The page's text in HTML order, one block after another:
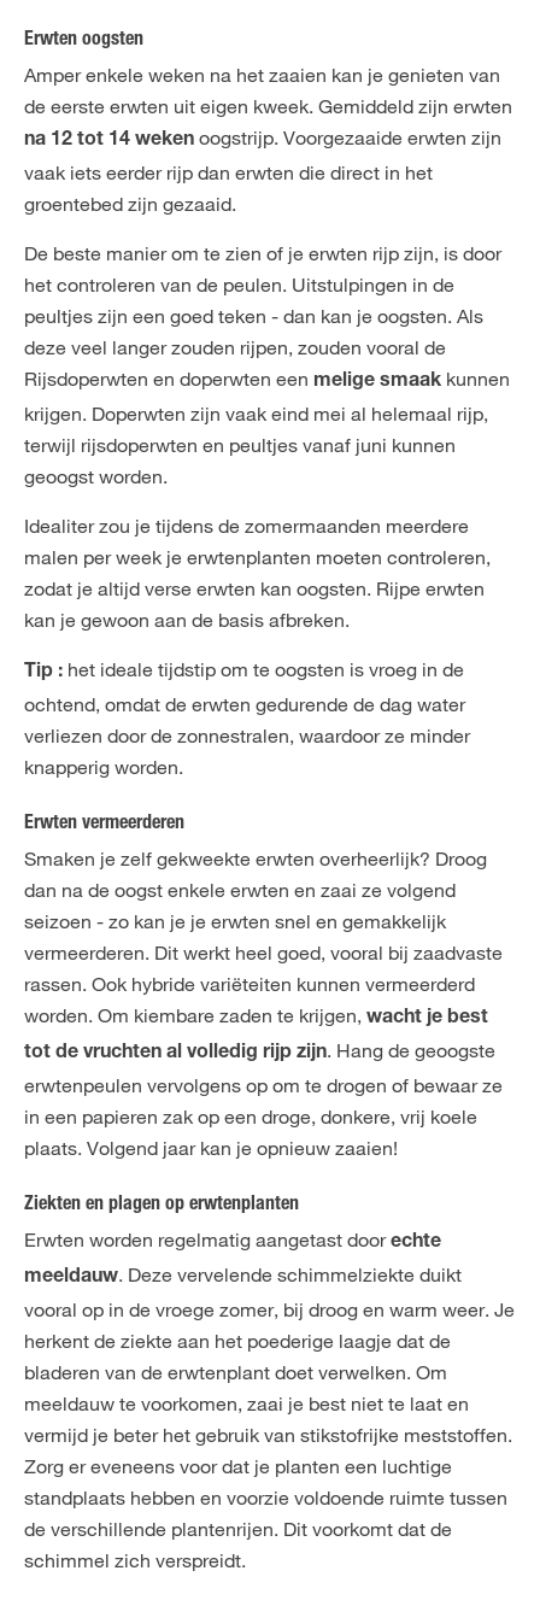
Erwten oogsten
Amper enkele weken na het zaaien kan je genieten van
de eerste erwten uit eigen kweek. Gemiddeld zijn erwten
na 12 tot 14 weken oogstrijp. Voorgezaaide erwten zijn
vaak iets eerder rijp dan erwten die direct in het
groentebed zijn gezaaid.
De beste manier om te zien of je erwten rijp zijn, is door
het controleren van de peulen. Uitstulpingen in de
peultjes zijn een goed teken - dan kan je oogsten. Als
deze veel langer zouden rijpen, zouden vooral de
Rijsdoperwten en doperwten een melige smaak kunnen
krijgen. Doperwten zijn vaak eind mei al helemaal rijp,
terwijl rijsdoperwten en peultjes vanaf juni kunnen
geoogst worden.
Idealiter zou je tijdens de zomermaanden meerdere
malen per week je erwtenplanten moeten controleren,
zodat je altijd verse erwten kan oogsten. Rijpe erwten
kan je gewoon aan de basis afbreken.
Tip : het ideale tijdstip om te oogsten is vroeg in de
ochtend, omdat de erwten gedurende de dag water
verliezen door de zonnestralen, waardoor ze minder
knapperig worden.
Erwten vermeerderen
Smaken je zelf gekweekte erwten overheerlijk? Droog
dan na de oogst enkele erwten en zaai ze volgend
seizoen - zo kan je je erwten snel en gemakkelijk
vermeerderen. Dit werkt heel goed, vooral bij zaadvaste
rassen. Ook hybride variëteiten kunnen vermeerderd
worden. Om kiembare zaden te krijgen, wacht je best
tot de vruchten al volledig rijp zijn. Hang de geoogste
erwtenpeulen vervolgens op om te drogen of bewaar ze
in een papieren zak op een droge, donkere, vrij koele
plaats. Volgend jaar kan je opnieuw zaaien!
Ziekten en plagen op erwtenplanten
Erwten worden regelmatig aangetast doorechte
meeldauw. Deze vervelende schimmelziekte duikt
vooral op in de vroege zomer, bij droog en warm weer. Je
herkent de ziekte aan het poederige laagje dat de
bladeren van de erwtenplant doet verwelken. Om
meeldauw te voorkomen, zaai je best niet te laat en
vermijd je beter het gebruik van stikstofrijke meststoffen.
Zorg er eveneens voor dat je planten een luchtige
standplaats hebben en voorzie voldoende ruimte tussen
de verschillende plantenrijen. Dit voorkomt dat de
schimmel zich verspreidt.